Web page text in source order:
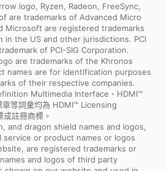
logo, Ryzen, Radeon, FreeSync,
are trademarks of Advanced Micro
Microsoft are registered trademarks
the US and other jurisdictions. PCI
of PCI-SIG Corporation.
are trademarks of the Khronos
names are for identification purposes
of their respective companies.
Multimedia Interface、HDMI™
等詞彙均為 HDMI™ Licensing
註冊商標。
and dragon shield names and logos,
service or product names or logos
are registered trademarks or
and logos of third party